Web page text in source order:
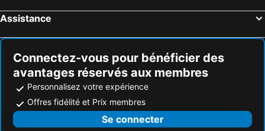
Assistance
Connectez-vous pour bénéficier des
avantages réservés aux membres
Personnalisez votre expérience
Offres fidélité et Prix membres
Se connecter